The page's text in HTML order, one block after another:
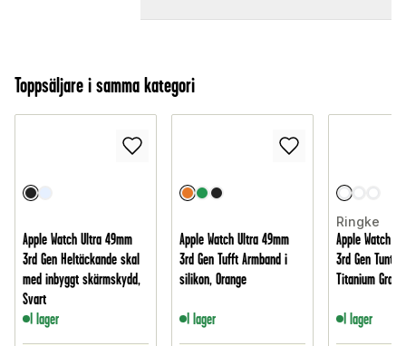
Toppsäljare i samma kategori
Apple Watch Ultra 49mm
3rd Gen Heltäckande skal
med inbyggt skärmskydd,
Svart
I lager
Apple Watch Ultra 49mm
3rd Gen Tufft Armband i
silikon, Orange
I lager
Ringke
Apple Watch
3rd Gen Tunt
Titanium Gray/
I lager